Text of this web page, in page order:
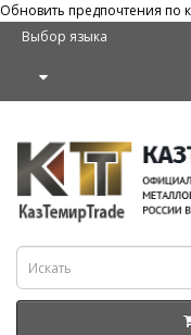
Обновить предпочтения по
Выбор языка